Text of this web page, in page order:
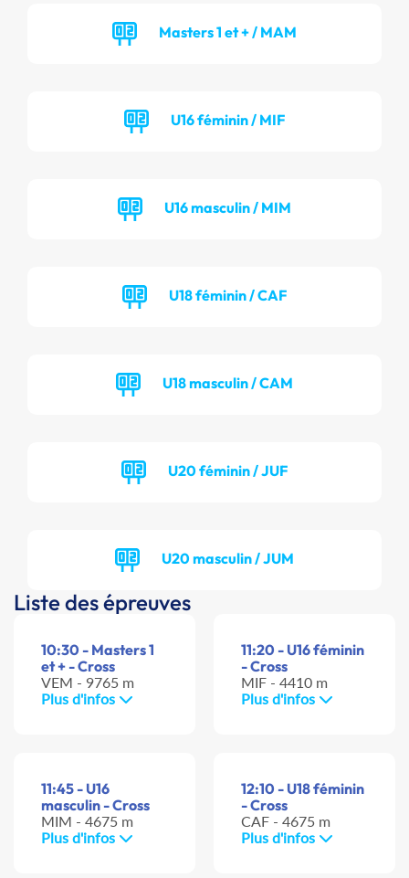
Masters 1 et + / MAM
U16 féminin / MIF
U16 masculin / MIM
U18 féminin / CAF
U18 masculin / CAM
U20 féminin / JUF
U20 masculin / JUM
Liste des épreuves
10:30 - Masters 1
et + - Cross
VEM - 9765 m
Plus d'infos
11:20 - U16 féminin
- Cross
MIF - 4410 m
Plus d'infos
11:45 - U16
masculin - Cross
MIM - 4675 m
Plus d'infos
12:10 - U18 féminin
- Cross
CAF - 4675 m
Plus d'infos